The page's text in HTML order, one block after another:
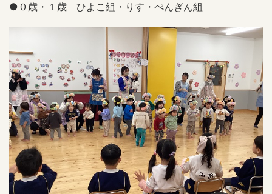
●０歳・１歳 ひよこ組・りす・ぺんぎん組